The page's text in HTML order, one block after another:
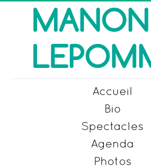
Accueil
Bio
Spectacles
Agenda
Photos